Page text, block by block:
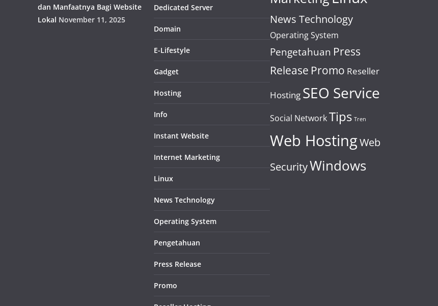
dan Manfaatnya Bagi Website
Lokal November 11, 2025
Dedicated Server
Domain
E-Lifestyle
Gadget
Hosting
Info
Instant Website
Internet Marketing
Linux
News Technology
Operating System
Pengetahuan
Press Release
Promo
News Technology
Operating System
Pengetahuan Press
Release Promo Reseller
Hosting SEO Service
Social NetworkTips Tren
Web HostingWeb
SecurityWindows